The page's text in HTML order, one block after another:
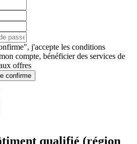
j'accepte les conditions
compte, bénéficier des services de
offres
confirme
qualifié (région